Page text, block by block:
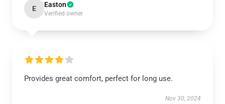
E Easton
Verified owner
Provides great comfort, perfect for long use.
Nov 30, 2024